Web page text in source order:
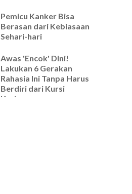
Pemicu Kanker Bisa
Berasan dari Kebiasaan
Sehari-hari
Awas 'Encok' Dini!
Lakukan 6 Gerakan
Rahasia Ini Tanpa Harus
Berdiri dari Kursi
Kerjamu